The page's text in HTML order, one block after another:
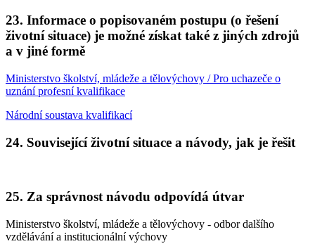
23. Informace o popisovaném postupu (o řešení
životní situace) je možné získat také z jiných zdrojů
a v jiné formě
Ministerstvo školství, mládeže a tělovýchovy / Pro uchazeče o
uznání profesní kvalifikace
Národní soustava kvalifikací
24. Související životní situace a návody, jak je řešit
25. Za správnost návodu odpovídá útvar
Ministerstvo školství, mládeže a tělovýchovy - odbor dalšího
vzdělávání a institucionální výchovy